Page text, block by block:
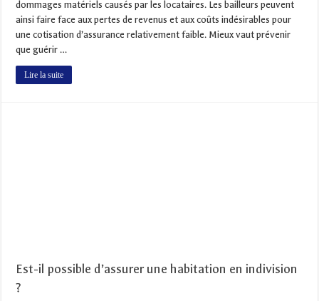
dommages matériels causés par les locataires. Les bailleurs peuvent
ainsi faire face aux pertes de revenus et aux coûts indésirables pour
une cotisation d’assurance relativement faible. Mieux vaut prévenir
que guérir …
Lire la suite
Est-il possible d’assurer une habitation en indivision
?